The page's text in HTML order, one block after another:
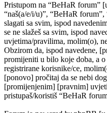
Pristupom na “BeHaR forum”
“naš(a/e/i/u)”, “BeHaR
slagati sa svim, ispod
se ne slažeš sa svim, ispod
uvjetima/pravilima, molim(o),
Obzirom da, ispod navedene,
promijeniti u bilo koje doba, a o
registrirane korisnike/ce,
[ponovo] pročitaj da se nebi
[promijenjenim] [pravnim]
pristupaš/koristiš “BeHaR